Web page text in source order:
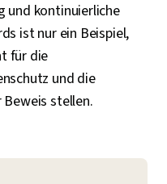
und kontinuierliche
ist nur ein Beispiel,
für die
und die
stellen.